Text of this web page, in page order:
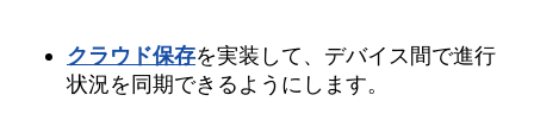
クラウド保存を実装して、デバイス間で進行
状況を同期できるようにします。